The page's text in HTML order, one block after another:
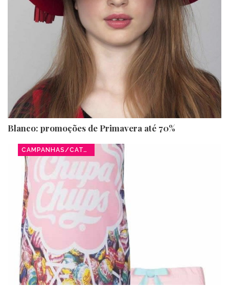
Blanco: promoções de Primavera até 70%
CAMPANHAS/CATÁLOGOS